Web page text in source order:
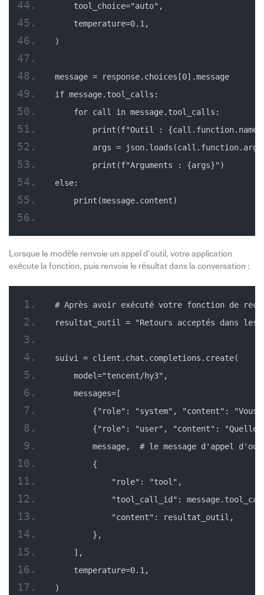
    tool_choice="auto",
    temperature=0.1,
)
message = response.choices[0].message
if message.tool_calls:
    for call in message.tool_calls:
print(f"Outil :
args =
        print(f"Arguments : {args}")
else:
    print(message.content)
Lorsque le modèle renvoie un appel d’outil, votre application
exécute la fonction, puis renvoie le résultat dans la conversation :
# Après avoir exécuté votre fonction de
resultat_outil = "Retours acceptés dans
suivi = client.chat.completions.create(
    model="tencent/hy3",
    messages=[
{"role": "system", "content": "Vous
{"role": "user", "content": "Quelle
message,  # le message d'appel
        {
            "role": "tool",
"tool_call_id":
            "content": resultat_outil,
        },
    ],
    temperature=0.1,
)